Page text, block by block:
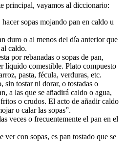
principal, vayamos al diccionario:
hacer sopas mojando pan en caldo u
duro o al menos del día anterior que
caldo.
por rebanadas o sopas de pan,
líquido comestible. Plato compuesto
pasta, fécula, verduras, etc.
sin tostar ni dorar, o tostadas o
a las que se añadirá caldo o agua,
o crudos. El acto de añadir caldo
o calar las sopas”.
veces o frecuentemente el pan en el
ver con sopas, es pan tostado que se